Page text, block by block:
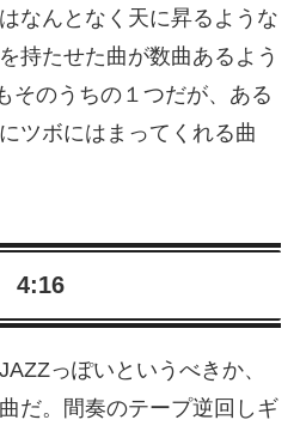
なんとなく天に昇るような
持たせた曲が数曲あるよう
のうちの１つだが、ある
ツボにはまってくれる曲
4:16
っぽいというべきか、
だ。間奏のテープ逆回しギ